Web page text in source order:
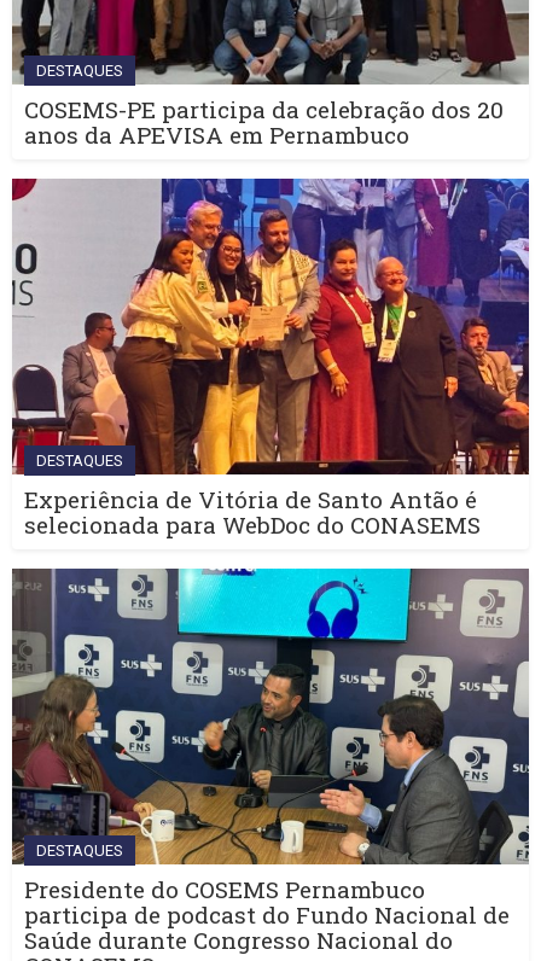
DESTAQUES
COSEMS-PE participa da celebração dos 20
anos da APEVISA em Pernambuco
DESTAQUES
Experiência de Vitória de Santo Antão é
selecionada para WebDoc do CONASEMS
DESTAQUES
Presidente do COSEMS Pernambuco
participa de podcast do Fundo Nacional de
Saúde durante Congresso Nacional do